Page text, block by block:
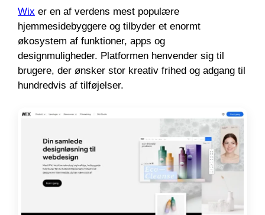
Wix er en af verdens mest populære
hjemmesidebyggere og tilbyder et enormt
økosystem af funktioner, apps og
designmuligheder. Platformen henvender sig til
brugere, der ønsker stor kreativ frihed og adgang til
hundredvis af tilføjelser.